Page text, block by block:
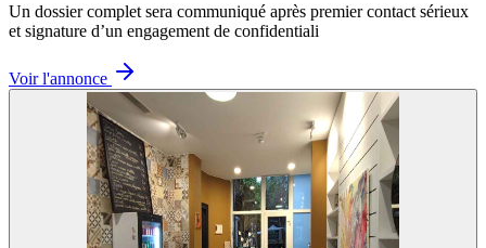
Un dossier complet sera communiqué après premier contact sérieux
et signature d’un engagement de confidentiali
Voir l'annonce